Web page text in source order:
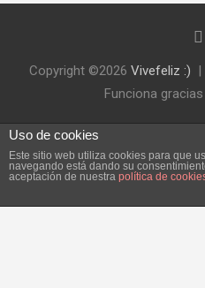
Copyright ©2026 Vivefeliz :)
Funciona gracias
Uso de cookies
Este sitio web utiliza cookies para que
navegando está dando su
aceptación de nuestra política de